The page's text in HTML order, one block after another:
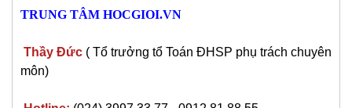
TRUNG TÂM HOCGIOI.VN
Thầy Đức ( Tổ trưởng tổ Toán ĐHSP phụ trách chuyên
môn)